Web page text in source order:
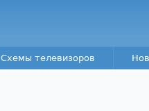
Схемы телевизоров